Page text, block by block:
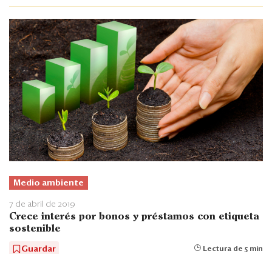
Medio ambiente
7 de abril de 2019
Crece interés por bonos y préstamos con etiqueta
sostenible
Guardar Lectura de 5 min